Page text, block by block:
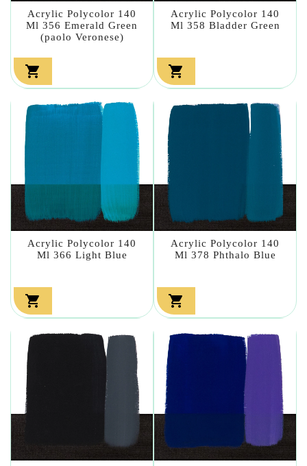
Acrylic Polycolor 140
Ml 356 Emerald Green
(paolo Veronese)

Acrylic Polycolor 140
Ml 358 Bladder Green

Acrylic Polycolor 140
Ml 366 Light Blue

Acrylic Polycolor 140
Ml 378 Phthalo Blue
